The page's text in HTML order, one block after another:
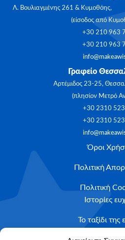
Λ. Βουλιαγμένης 261 &
(είσοδος από
+30 210 963
+30 210 963
Γραφείο
Αρτέμιδος 23-25,
(πλησίον Μετρό
+30 2310
+30 2310
Όροι
Πολιτική
Πολιτική
Ιστορίες
Το ταξίδι της